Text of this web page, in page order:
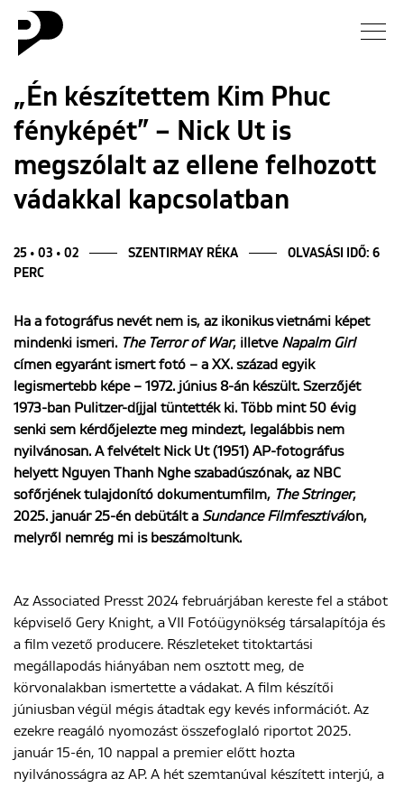
Hírek
Galéria
Rólunk
ENGLISH
„Én készítettem Kim Phuc
fényképét” – Nick Ut is
megszólalt az ellene felhozott
vádakkal kapcsolatban
25 • 03 • 02 SZENTIRMAY RÉKA
OLVASÁSI IDŐ: 6
PERC
Ha a fotográfus nevét nem is, az ikonikus vietnámi képet
mindenki ismeri. The Terror of War, illetve Napalm Girl
címen egyaránt ismert fotó – a XX. század egyik
legismertebb képe – 1972. június 8-án készült. Szerzőjét
1973-ban Pulitzer-díjjal tüntették ki. Több mint 50 évig
senki sem kérdőjelezte meg mindezt, legalábbis nem
nyilvánosan. A felvételt Nick Ut (1951) AP-fotográfus
helyett Nguyen Thanh Nghe szabadúszónak, az NBC
sofőrjének tulajdonító dokumentumfilm, The Stringer,
2025. január 25-én debütált a Sundance Filmfesztiválon,
melyről nemrég mi is beszámoltunk.
Az Associated Presst 2024 februárjában kereste fel a stábot
képviselő Gery Knight, a VII Fotóügynökség társalapítója és
a film vezető producere. Részleteket titoktartási
megállapodás hiányában nem osztott meg, de
körvonalakban ismertette a vádakat. A film készítői
júniusban végül mégis átadtak egy kevés információt. Az
ezekre reagáló nyomozást összefoglaló riportot 2025.
január 15-én, 10 nappal a premier előtt hozta
nyilvánosságra az AP. A hét szemtanúval készített interjú, a